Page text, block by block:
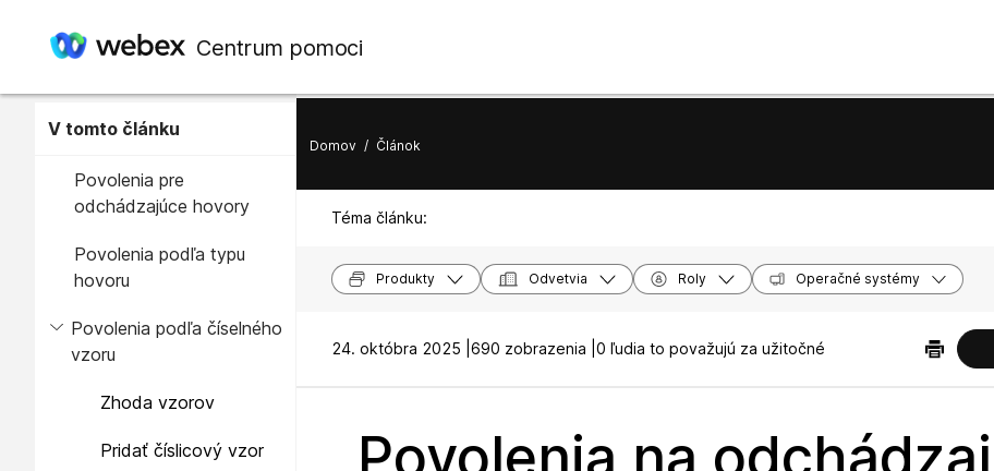
Centrum pomoci
V tomto článku
Povolenia pre
odchádzajúce hovory
Povolenia podľa typu
hovoru
Povolenia podľa číselného
vzoru
Zhoda vzorov
Pridať číslicový vzor
Domov / Článok
Téma článku:
Produkty Odvetvia Roly Operačné systémy
24. októbra 2025 | 690 zobrazenia | 0 ľudia to považujú za užitočné